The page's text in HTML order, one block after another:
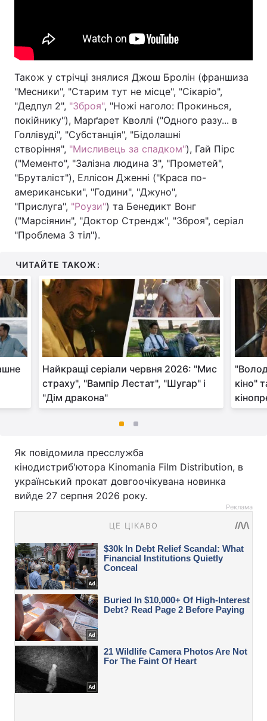
Також у стрічці знялися Джош Бролін (франшиза
"Месники", "Старим тут не місце", "Сікаріо",
"Дедпул 2", "Зброя", "Ножі наголо: Прокинься,
покійнику"), Марґарет Кволлі ("Одного разу... в
Голлівуді", "Субстанція", "Бідолашні
створіння", "Мисливець за спадком"), Гай Пірс
("Мементо", "Залізна людина 3", "Прометей",
"Бруталіст"), Еллісон Дженні ("Краса по-
американськи", "Години", "Джуно",
"Прислуга", "Роузи") та Бенедикт Вонг
("Марсіянин", "Доктор Стрендж", "Зброя", серіал
"Проблема 3 тіл").
ЧИТАЙТЕ ТАКОЖ:
Найкращі серіали червня 2026: "Мис
страху", "Вампір Лестат", "Шугар" і
"Дім дракона"
кіно"
Як повідомила пресслужба
кінодистриб'ютора Kinomania Film Distribution, в
український прокат довгоочікувана новинка
вийде 27 серпня 2026 року.
Реклама